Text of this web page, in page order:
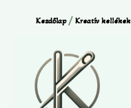
Kezdőlap/ Kreatív kellékek